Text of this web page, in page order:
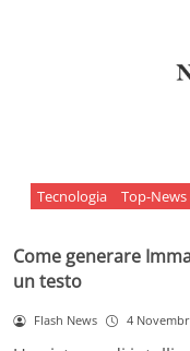
Tecnologia Top-News
Come generare
un testo
Flash News 4